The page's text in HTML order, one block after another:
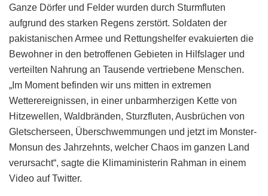
Ganze Dörfer und Felder wurden durch Sturmfluten
aufgrund des starken Regens zerstört. Soldaten der
pakistanischen Armee und Rettungshelfer evakuierten die
Bewohner in den betroffenen Gebieten in Hilfslager und
verteilten Nahrung an Tausende vertriebene Menschen.
„Im Moment befinden wir uns mitten in extremen
Wetterereignissen, in einer unbarmherzigen Kette von
Hitzewellen, Waldbränden, Sturzfluten, Ausbrüchen von
Gletscherseen, Überschwemmungen und jetzt im Monster-
Monsun des Jahrzehnts, welcher Chaos im ganzen Land
verursacht“, sagte die Klimaministerin Rahman in einem
Video auf Twitter.